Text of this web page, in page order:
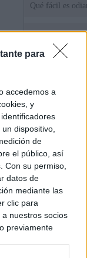
para
accedemos a
y
dispositivo,
de
el público, así
Con su permiso,
datos de
mediante las
clic para
nuestros socios
previamente
Qué fácil es
Tatuajes,
que busca a los
Ceuta
del PP: así es la
ático de Ayuso